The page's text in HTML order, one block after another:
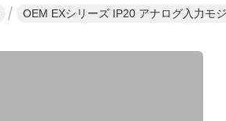
OEM EXシリーズ IP20 アナログ入力モ